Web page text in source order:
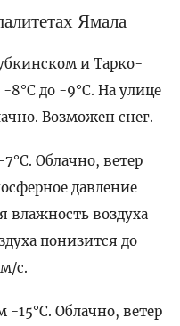
Ямала
и Тарко-
до -9°C. На улице
Возможен снег.
Облачно, ветер
давление
влажность воздуха
понизится до
с.
-15°C. Облачно, ветер